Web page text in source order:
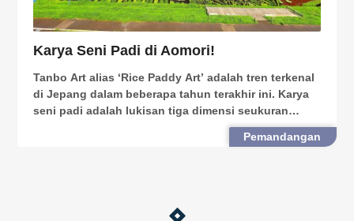
Karya Seni Padi di Aomori!
Tanbo Art alias ‘Rice Paddy Art’ adalah tren terkenal
di Jepang dalam beberapa tahun terakhir ini. Karya
seni padi adalah lukisan tiga dimensi seukuran
lapangan sepak bola yang terdiri dari ribuan tunas
padi. Pada umumnya, seni padi ini menggambark
Pemandangan